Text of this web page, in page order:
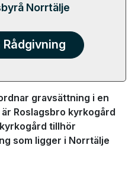
Norrtälje
Rådgivning
gravsättning i en
Roslagsbro kyrkogård
tillhör
som ligger i Norrtälje